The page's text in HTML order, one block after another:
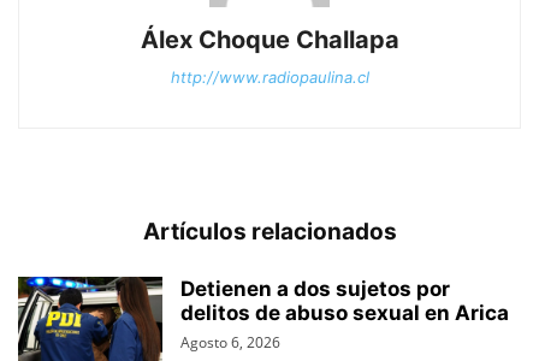
Álex Choque Challapa
http://www.radiopaulina.cl
Artículos relacionados
Detienen a dos sujetos por
delitos de abuso sexual en Arica
Agosto 6, 2026